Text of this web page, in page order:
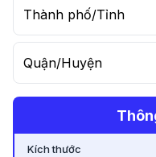
Thành phố/Tỉnh
Quận/Huyện
Kích thước